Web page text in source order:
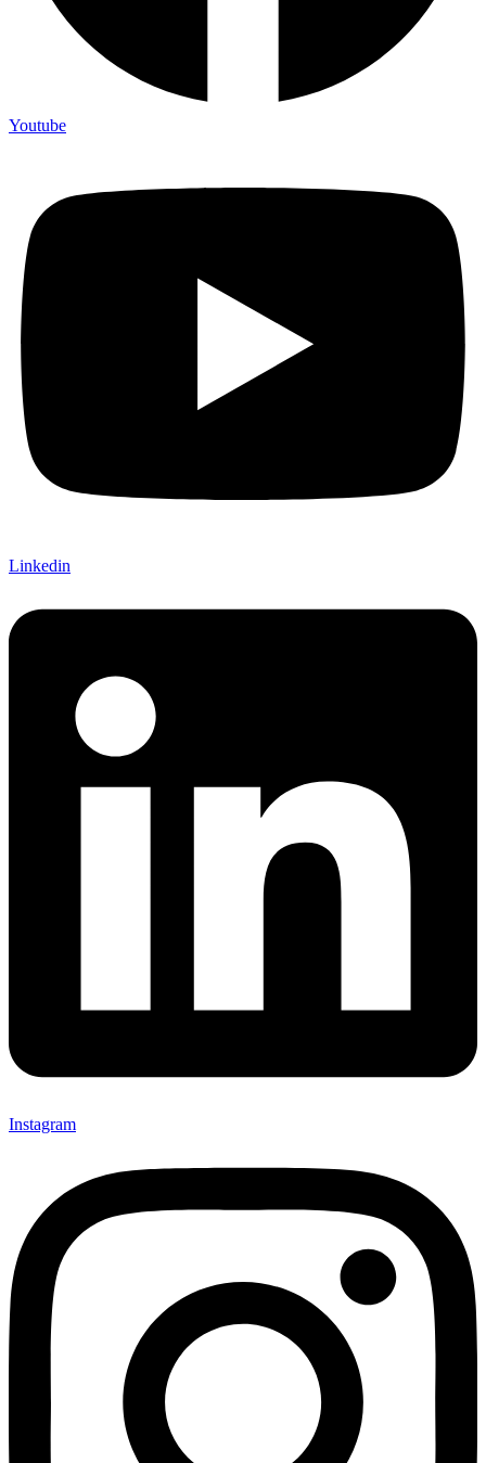
Youtube
Linkedin
Instagram